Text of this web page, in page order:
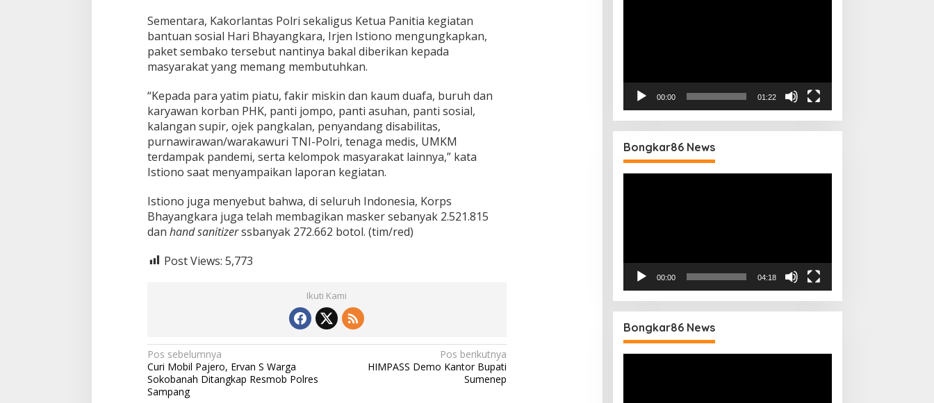
Sementara, Kakorlantas Polri sekaligus Ketua Panitia kegiatan
bantuan sosial Hari Bhayangkara, Irjen Istiono mengungkapkan,
paket sembako tersebut nantinya bakal diberikan kepada
masyarakat yang memang membutuhkan.
“Kepada para yatim piatu, fakir miskin dan kaum duafa, buruh dan
karyawan korban PHK, panti jompo, panti asuhan, panti sosial,
kalangan supir, ojek pangkalan, penyandang disabilitas,
purnawirawan/warakawuri TNI-Polri, tenaga medis, UMKM
terdampak pandemi, serta kelompok masyarakat lainnya,” kata
Istiono saat menyampaikan laporan kegiatan.
Istiono juga menyebut bahwa, di seluruh Indonesia, Korps
Bhayangkara juga telah membagikan masker sebanyak 2.521.815
dan hand sanitizerssbanyak 272.662 botol. (tim/red)
Post Views: 5,773
Ikuti Kami
N
a
v
Pos sebelumnya
Curi Mobil Pajero, Ervan S Warga
Sokobanah Ditangkap Resmob Polres
Sampang
Pos berikutnya
HIMPASS Demo Kantor Bupati
Sumenep
00:00 01:22
Bongkar86 News
00:00 04:18
Bongkar86 News